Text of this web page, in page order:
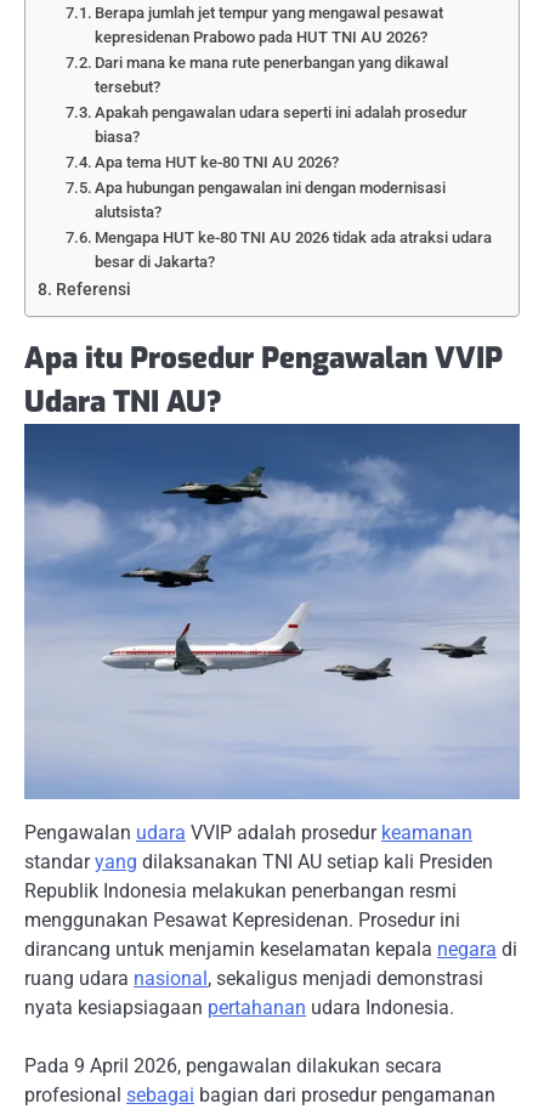
Berapa jumlah jet tempur yang mengawal pesawat
kepresidenan Prabowo pada HUT TNI AU 2026?
Dari mana ke mana rute penerbangan yang dikawal
tersebut?
Apakah pengawalan udara seperti ini adalah prosedur
biasa?
Apa tema HUT ke-80 TNI AU 2026?
Apa hubungan pengawalan ini dengan modernisasi
alutsista?
Mengapa HUT ke-80 TNI AU 2026 tidak ada atraksi udara
besar di Jakarta?
Referensi
Apa itu Prosedur Pengawalan VVIP
Udara TNI AU?
Pengawalan udara VVIP adalah prosedur keamanan
standaryang dilaksanakan TNI AU setiap kali Presiden
Republik Indonesia melakukan penerbangan resmi
menggunakan Pesawat Kepresidenan. Prosedur ini
dirancang untuk menjamin keselamatan kepala negara di
ruang udara nasional, sekaligus menjadi demonstrasi
nyata kesiapsiagaan pertahanan udara Indonesia.
Pada 9 April 2026, pengawalan dilakukan secara
profesional sebagai bagian dari prosedur pengamanan